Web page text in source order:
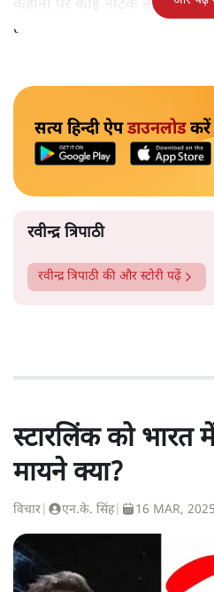
कहानी पर कोई नाटक नहीं हुआ
हुआ है।
सत्य हिन्दी ऐपडाउनलोडकरें
रवीन्द्र त्रिपाठी
रवीन्द्र त्रिपाठी की और स्टोरी पढ़ें
स्टारलिंक को भारत
मायने क्या?
विचार एन.के. सिंह| 16 MAR, 2025